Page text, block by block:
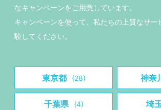
なキャンペーンをご用意しています。
キャンペーンを使って、私たちの上質なサー
験してください。
東京都 (28) 神奈
千葉県 (4) 埼